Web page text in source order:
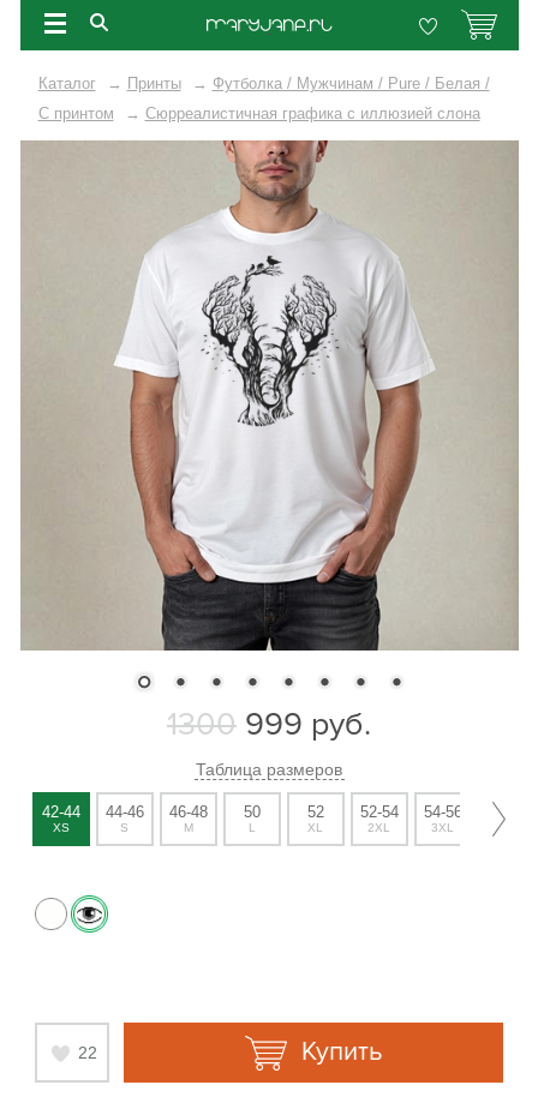
Каталог → Принты → Футболка / Мужчинам / Pure / Белая /
C принтом
→ Сюрреалистичная графика с иллюзией слона
1300 999 руб.
Таблица размеров
42-44
XS
44-46
S
46-48
M
50
L
52
XL
52-54
2XL
54-56
3XL
56-58
4XL
22 Купить